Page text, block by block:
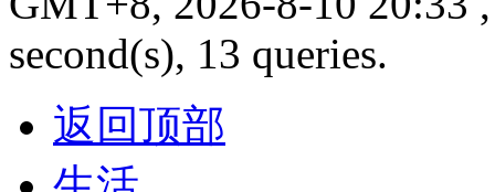
second(s), 13 queries.
返回顶部